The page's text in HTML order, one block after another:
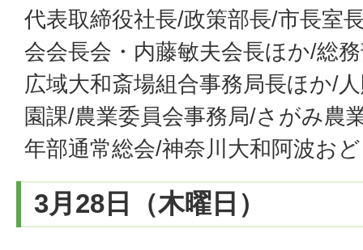
代表取締役社長/政策部長/市長室
会会長会・内藤敏夫会長ほか/総
広域大和斎場組合事務局長ほか/
園課/農業委員会事務局/さがみ農
年部通常総会/神奈川大和阿波お
3月28日（木曜日）